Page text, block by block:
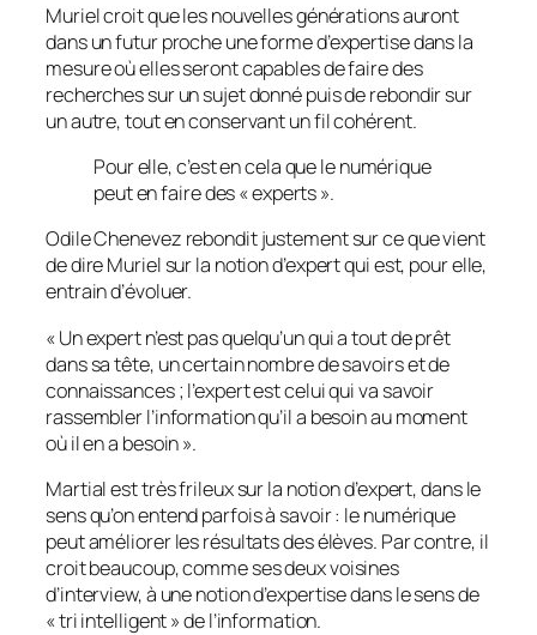
Muriel croit que les nouvelles générations auront
dans un futur proche une forme d’expertise dans la
mesure où elles seront capables de faire des
recherches sur un sujet donné puis de rebondir sur
un autre, tout en conservant un fil cohérent.
Pour elle, c’est en cela que le numérique
peut en faire des « experts ».
Odile Chenevez rebondit justement sur ce que vient
de dire Muriel sur la notion d’expert qui est, pour elle,
entrain d’évoluer.
«Un expert n’est pas quelqu’un qui a tout de prêt
dans sa tête, un certain nombre de savoirs et de
connaissances ; l’expert est celui qui va savoir
rassembler l’information qu’il a besoin au moment
où il en a besoin».
Martial est très frileux sur la notion d’expert, dans le
sens qu’on entend parfois à savoir : le numérique
peut améliorer les résultats des élèves. Par contre, il
croit beaucoup, comme ses deux voisines
d’interview, à une notion d’expertise dans le sens de
« tri intelligent » de l’information.